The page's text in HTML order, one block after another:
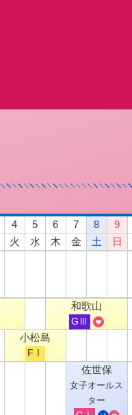
4 5 6 7 8 9
火 水 木 金 土 日
和歌山
GⅢ
小松島
FⅠ
佐世保
女子オールス
ター